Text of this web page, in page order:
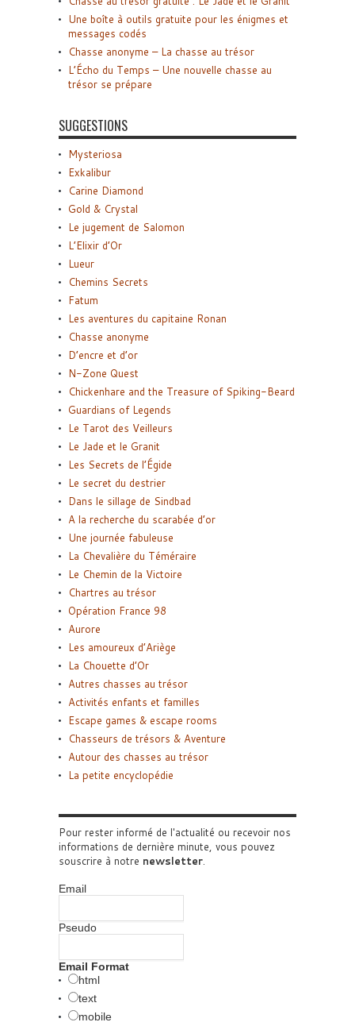
Une boîte à outils gratuite pour les énigmes et
messages codés
Chasse anonyme – La chasse au trésor
L’Écho du Temps – Une nouvelle chasse au
trésor se prépare
SUGGESTIONS
Mysteriosa
Exkalibur
Carine Diamond
Gold & Crystal
Le jugement de Salomon
L’Elixir d’Or
Lueur
Chemins Secrets
Fatum
Les aventures du capitaine Ronan
Chasse anonyme
D’encre et d’or
N-Zone Quest
Chickenhare and the Treasure of Spiking-Beard
Guardians of Legends
Le Tarot des Veilleurs
Le Jade et le Granit
Les Secrets de l’Égide
Le secret du destrier
Dans le sillage de Sindbad
A la recherche du scarabée d’or
Une journée fabuleuse
La Chevalière du Téméraire
Le Chemin de la Victoire
Chartres au trésor
Opération France 98
Aurore
Les amoureux d’Ariège
La Chouette d’Or
Autres chasses au trésor
Activités enfants et familles
Escape games & escape rooms
Chasseurs de trésors & Aventure
Autour des chasses au trésor
La petite encyclopédie
Pour rester informé de l'actualité ou recevoir nos
informations de dernière minute, vous pouvez
souscrire à notre newsletter.
Email
Pseudo
Email Format
html
text
mobile